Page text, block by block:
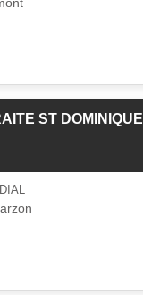
ST DOMINIQUE